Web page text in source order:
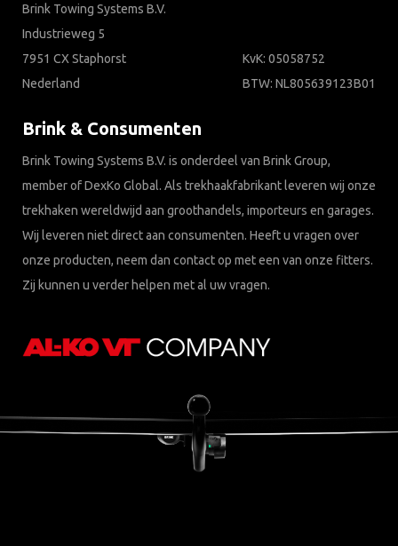
Brink Towing Systems B.V.
Industrieweg 5
7951 CX Staphorst
Nederland
KvK: 05058752
BTW: NL805639123B01
Brink & Consumenten
Brink Towing Systems B.V. is onderdeel van Brink Group,
member of DexKo Global. Als trekhaakfabrikant leveren wij onze
trekhaken wereldwijd aan groothandels, importeurs en garages.
Wij leveren niet direct aan consumenten. Heeft u vragen over
onze producten, neem dan contact op met een van onze fitters.
Zij kunnen u verder helpen met al uw vragen.